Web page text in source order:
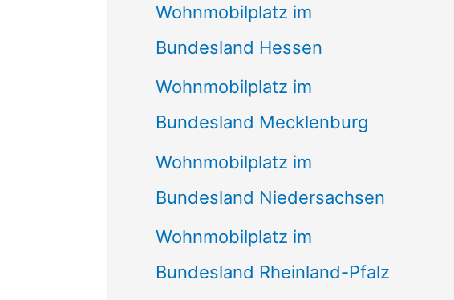
Wohnmobilplatz im
Bundesland Hessen
Wohnmobilplatz im
Bundesland Mecklenburg
Wohnmobilplatz im
Bundesland Niedersachsen
Wohnmobilplatz im
Bundesland Rheinland-Pfalz